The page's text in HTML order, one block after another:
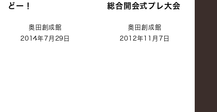
どー！
奥田創成館
2014年7月29日
総合開会式プレ大会
奥田創成館
2012年11月7日